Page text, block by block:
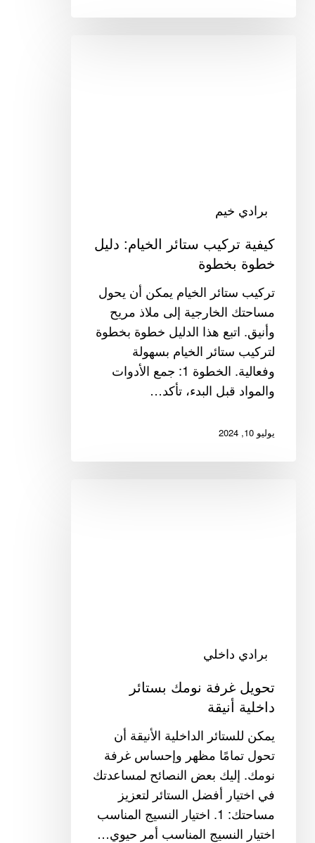
برادي خيم
كيفية تركيب ستائر الخيام: دليل
خطوة بخطوة
تركيب ستائر الخيام يمكن أن يحول
مساحتك الخارجية إلى ملاذ مريح
وأنيق. اتبع هذا الدليل خطوة بخطوة
لتركيب ستائر الخيام بسهولة
وفعالية. الخطوة 1: جمع الأدوات
والمواد قبل البدء، تأكد…
يوليو 10, 2024
برادي داخلي
تحويل غرفة نومك بستائر
داخلية أنيقة
يمكن للستائر الداخلية الأنيقة أن
تحول تمامًا مظهر وإحساس غرفة
نومك. إليك بعض النصائح لمساعدتك
في اختيار أفضل الستائر لتعزيز
مساحتك: 1. اختيار النسيج المناسب
اختيار النسيج المناسب أمر حيوي…